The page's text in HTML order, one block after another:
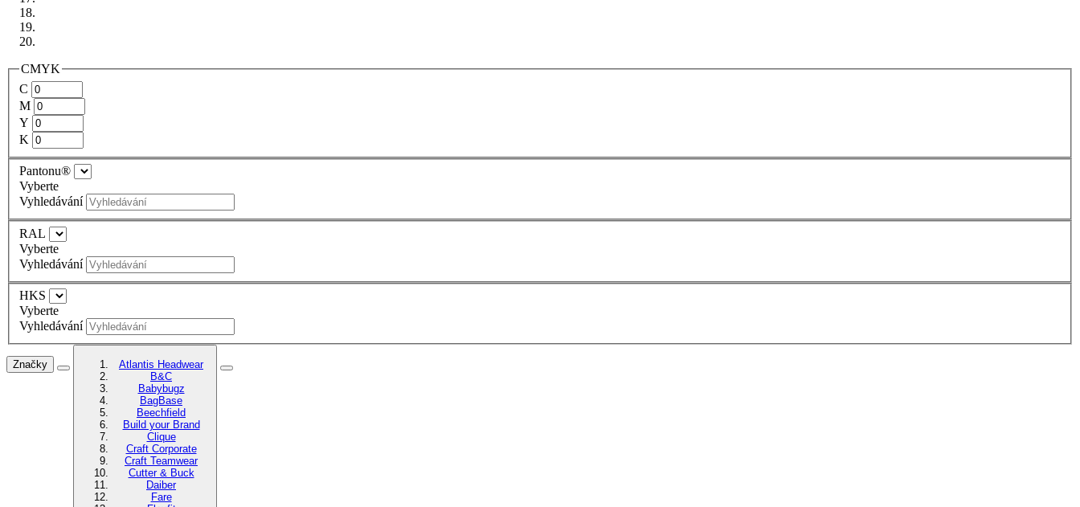
CMYK
C
M
Y
K
Pantonu®
Vyberte
Vyhledávání
RAL
Vyberte
Vyhledávání
HKS
Vyberte
Vyhledávání
Značky
Atlantis Headwear
B&C
Babybugz
BagBase
Beechfield
Build your Brand
Clique
Craft Corporate
Craft Teamwear
Cutter & Buck
Daiber
Fare